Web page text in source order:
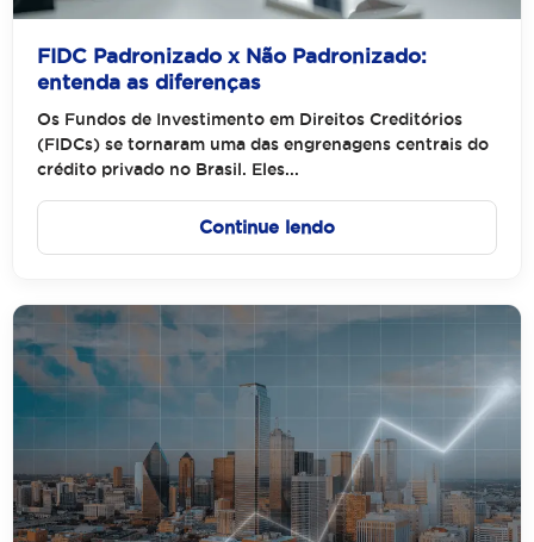
FIDC Padronizado x Não Padronizado:
entenda as diferenças
Os Fundos de Investimento em Direitos Creditórios
(FIDCs) se tornaram uma das engrenagens centrais do
crédito privado no Brasil. Eles...
Continue lendo